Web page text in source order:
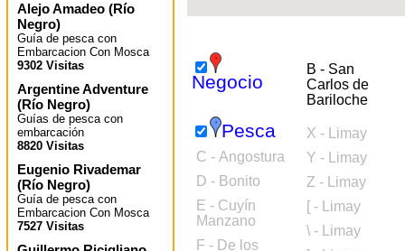
Alejo Amadeo (Río
Negro)
Guía de pesca con
Embarcacion Con Mosca
9302 Visitas
Argentine Adventure
(Río Negro)
Guías de pesca con
embarcación
8820 Visitas
Eugenio Rivademar
(Río Negro)
Guía de pesca con
Embarcacion Con Mosca
7527 Visitas
Negocio
B - San
Carlos de
Bariloche
Pesca
C - Angostura
D - Bonito
E - Cuyín
Manzano
F - De los
X - Limay
Y - Limay
Z - Limay
[ - Limay
\ - Limay